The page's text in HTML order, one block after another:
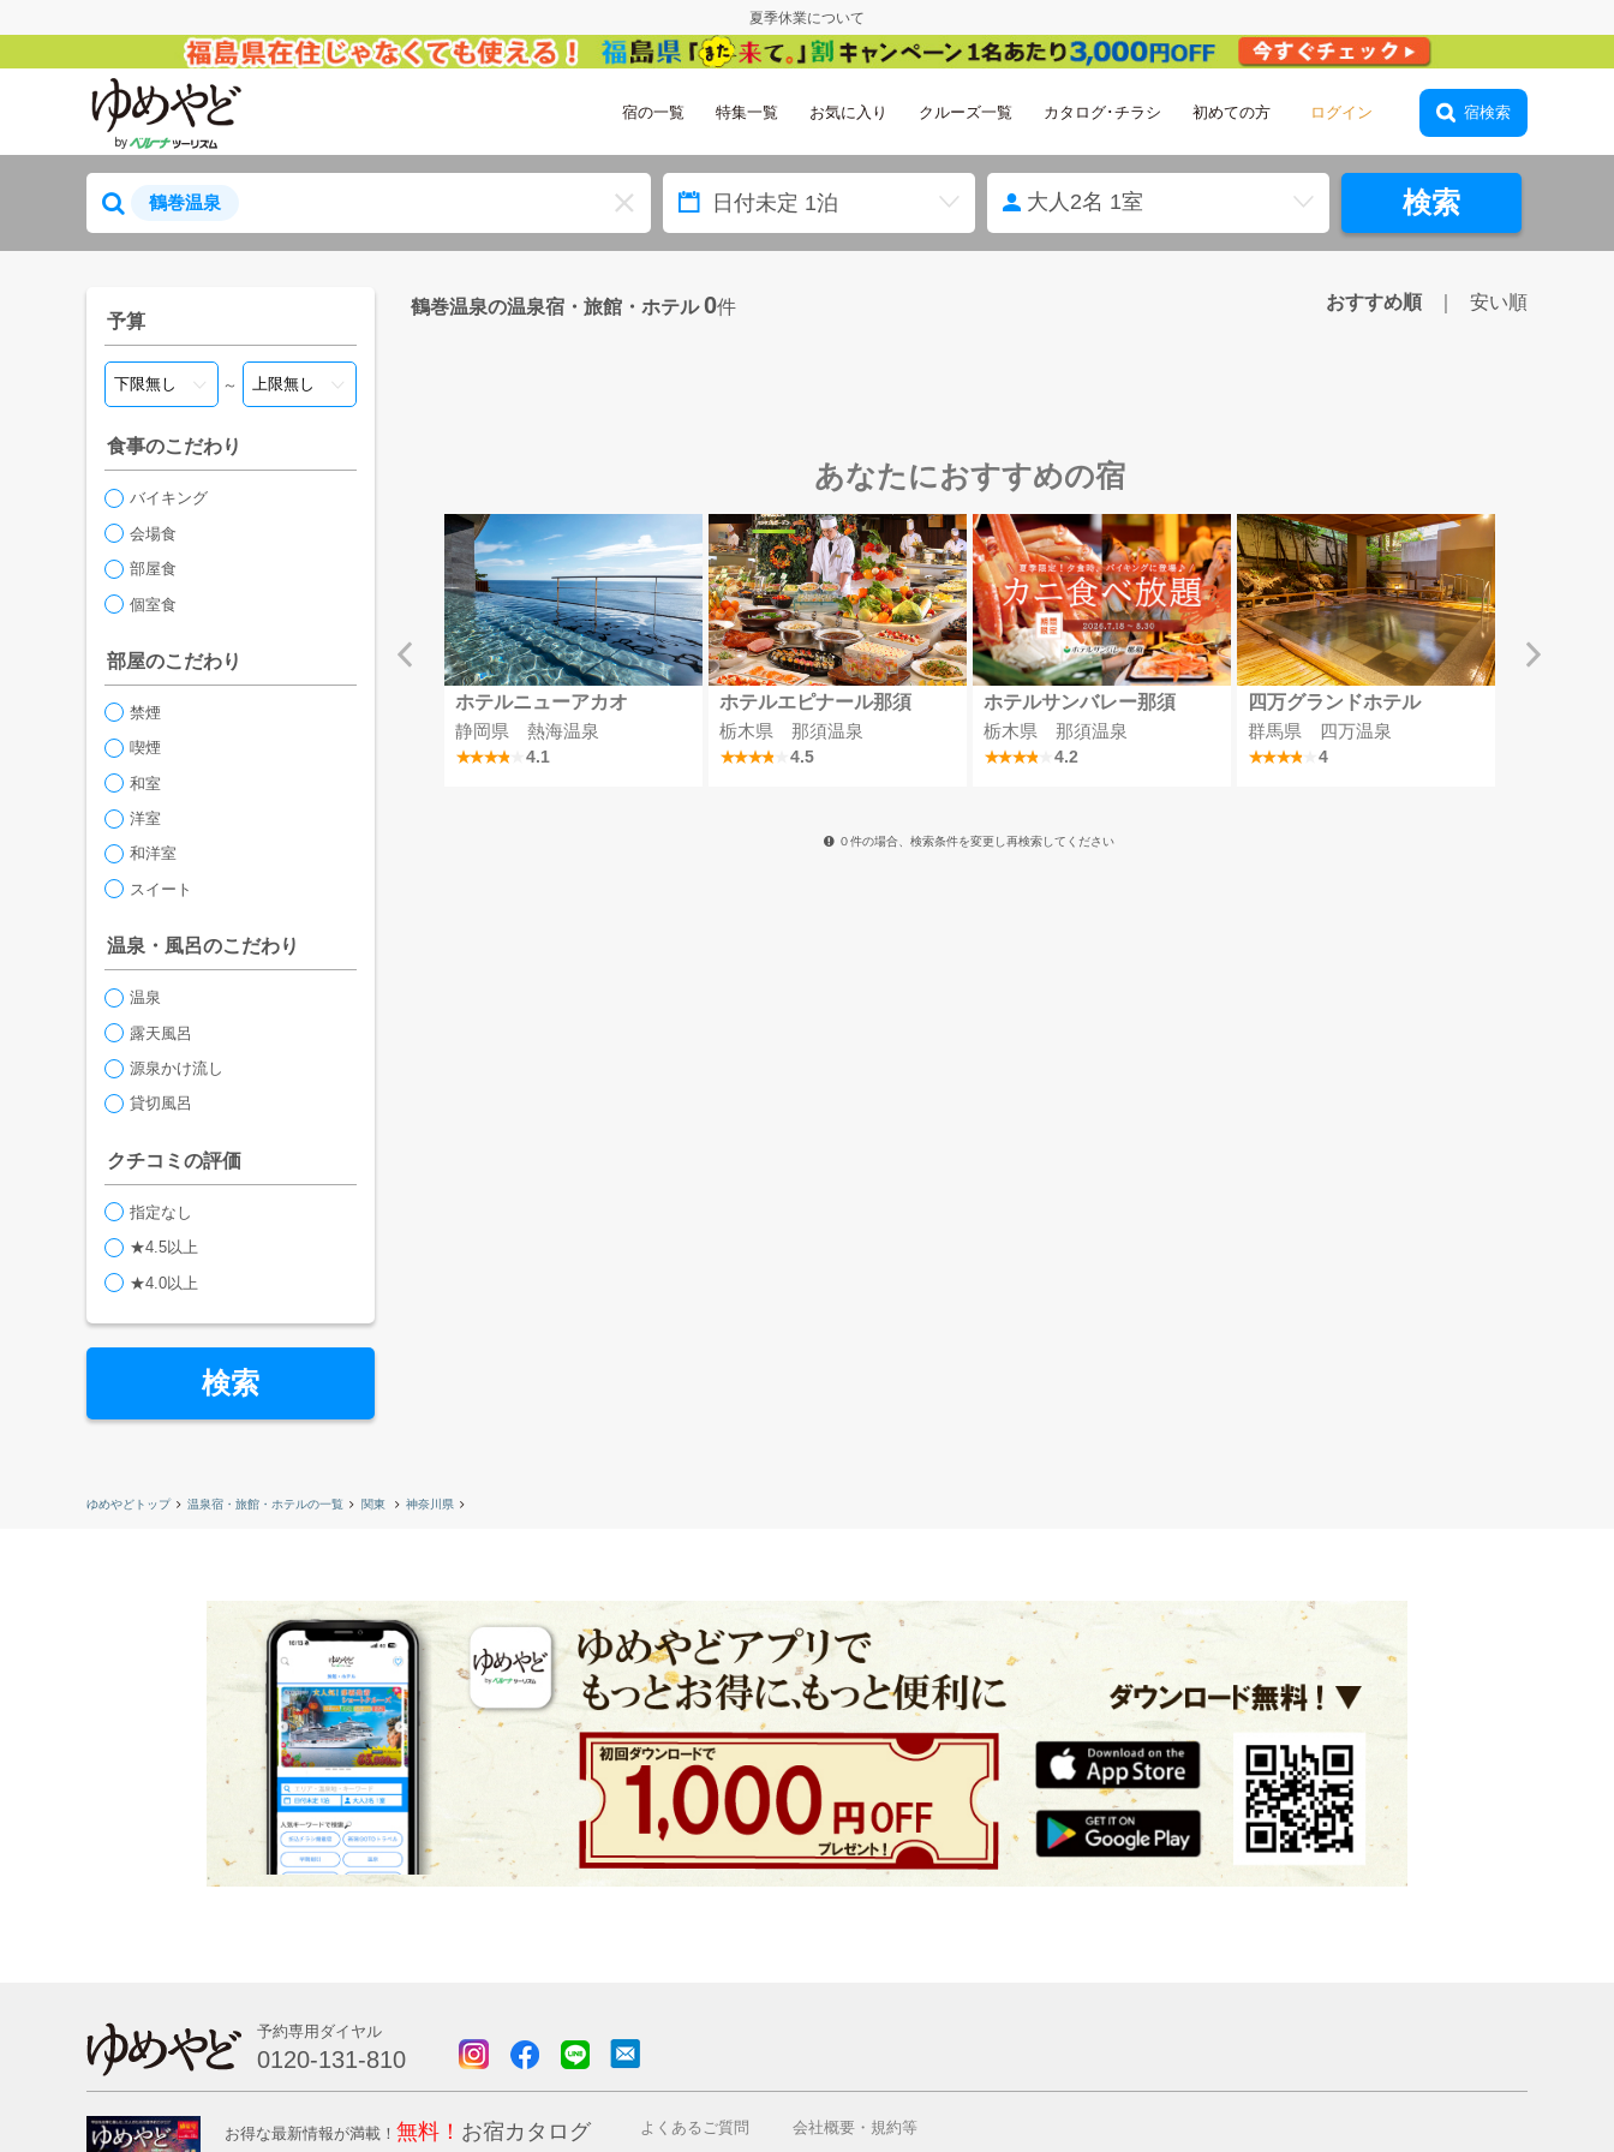
夏季休業について
宿の一覧 特集一覧 お気に入り クルーズ一覧 カタログ･チラシ 初めての方 ログイン 宿検索
鶴巻温泉 大人2名 1室 検索
予算
～
食事のこだわり
バイキング
会場食
部屋食
個室食
部屋のこだわり
禁煙
喫煙
和室
洋室
和洋室
スイート
温泉・風呂のこだわり
温泉
露天風呂
源泉かけ流し
貸切風呂
クチコミの評価
指定なし
★4.5以上
★4.0以上
検索
鶴巻温泉の温泉宿・旅館・ホテル0件 おすすめ順 安い順
あなたにおすすめの宿
メルキュール富山砺波リゾート＆スパ
ホテルニューアカオ
静岡県 熱海温泉
4.1
ホテルエピナール那須
栃木県 那須温泉
4.5
ホテルサンバレー那須
栃木県 那須温泉
4.2
四万グランドホテル
群馬県 四万温泉
4
０件の場合、検索条件を変更し再検索してください
ゆめやどトップ 温泉宿・旅館・ホテルの一覧 関東 神奈川県
予約専用ダイヤル
0120-131-810
お得な最新情報が満載！ 無料！ お宿カタログ よくあるご質問 会社概要・規約等